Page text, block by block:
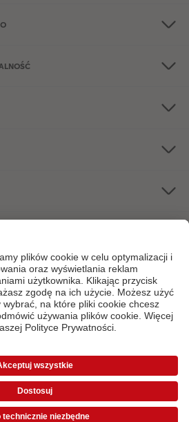
+48 77 406 31 81od poniedziałku do soboty
w niedzielę od 10:00 do 18:00.